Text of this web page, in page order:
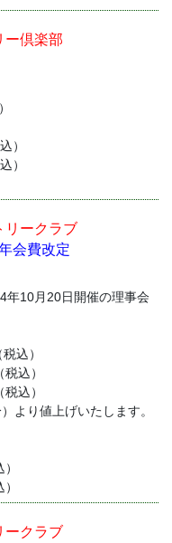
ー倶楽部
）
）
リークラブ
会費改定
年10月20日開催の理事会
込）
込）
込）
より値上げいたします。
ークラブ